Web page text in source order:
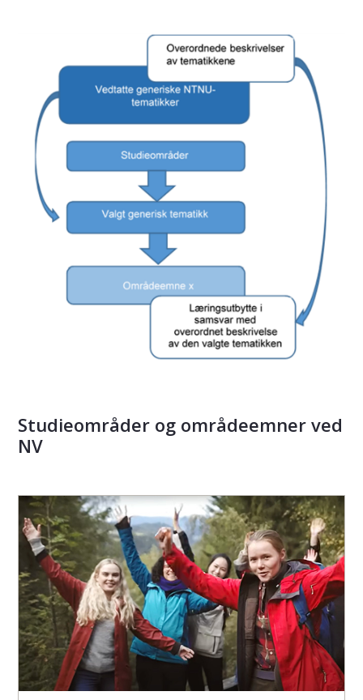
Studieområder og områdeemner ved
NV